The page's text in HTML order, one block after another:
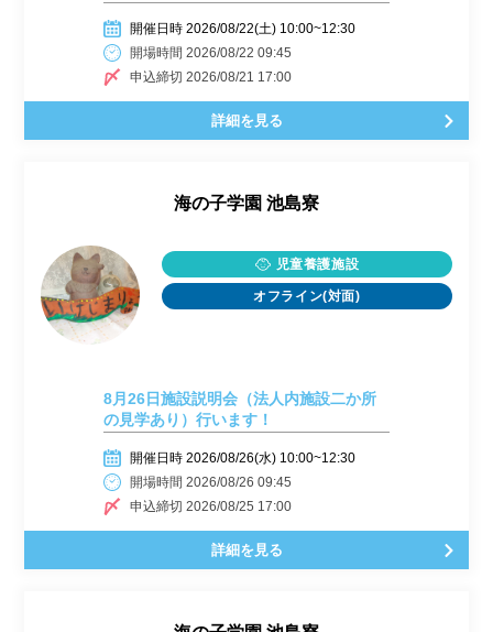
開催日時 2026/08/22(土) 10:00~12:30
開場時間 2026/08/22 09:45
申込締切 2026/08/21 17:00
詳細を見る
海の子学園 池島寮
児童養護施設
オフライン(対面)
8月26日施設説明会（法人内施設二か所
の見学あり）行います！
開催日時 2026/08/26(水) 10:00~12:30
開場時間 2026/08/26 09:45
申込締切 2026/08/25 17:00
詳細を見る